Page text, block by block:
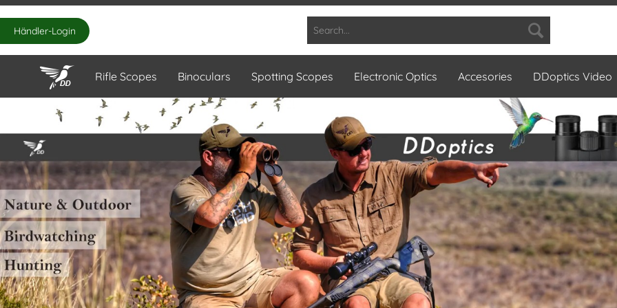
Händler-Login
Rifle Scopes Binoculars Spotting Scopes Electronic Optics Accesories DDoptics Video